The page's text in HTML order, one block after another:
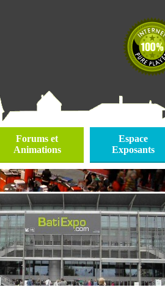
Forums et
Animations
Espace
Exposants